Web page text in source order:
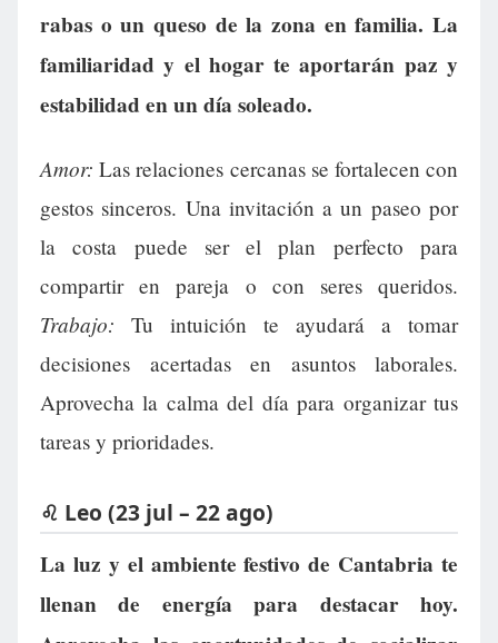
rabas o un queso de la zona en familia. La
familiaridad y el hogar te aportarán paz y
estabilidad en un día soleado.
Amor: Las relaciones cercanas se fortalecen con
gestos sinceros. Una invitación a un paseo por
la costa puede ser el plan perfecto para
compartir en pareja o con seres queridos.
Trabajo: Tu intuición te ayudará a tomar
decisiones acertadas en asuntos laborales.
Aprovecha la calma del día para organizar tus
tareas y prioridades.
♌ Leo (23 jul – 22 ago)
La luz y el ambiente festivo de Cantabria te
llenan de energía para destacar hoy.